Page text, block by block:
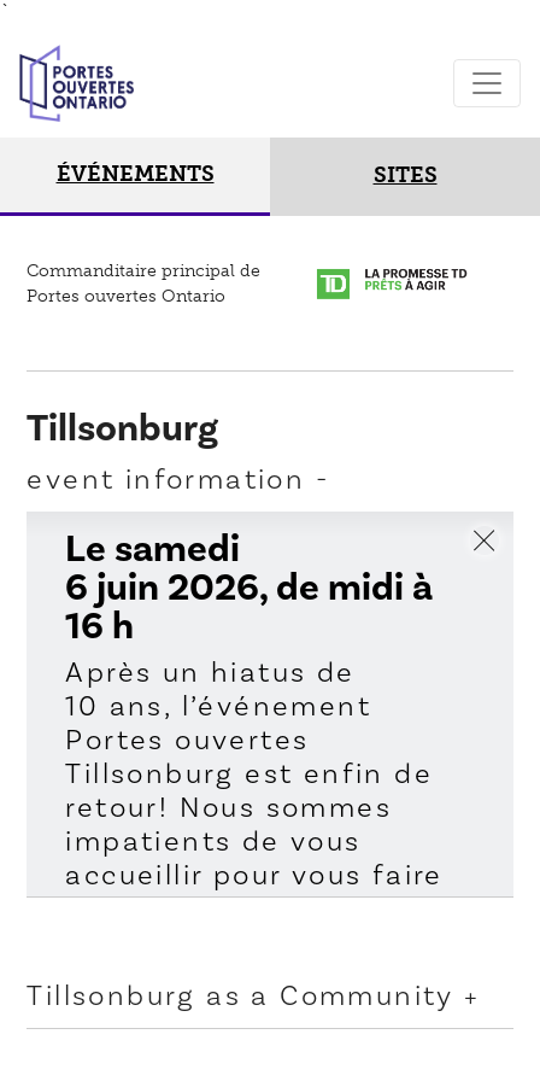
`
ÉVÉNEMENTS SITES
Commanditaire principal de
Portes ouvertes Ontario
Tillsonburg
event information
Le samedi
6 juin 2026, de midi à
16 h
Après un hiatus de
10 ans, l’événement
Portes ouvertes
Tillsonburg est enfin de
retour! Nous sommes
impatients de vous
accueillir pour vous faire
découvrir les sites
faire vivre des
expériences de
Tillsonburg as a Community